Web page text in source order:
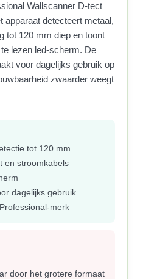
Wallscanner D-tect
apparaat detecteert metaal,
tot 120 mm diep en toont
lezen led-scherm. De
voor dagelijks gebruik op
zwaarder weegt
tot 120 mm
en stroomkabels
dagelijks gebruik
merk
door het grotere formaat